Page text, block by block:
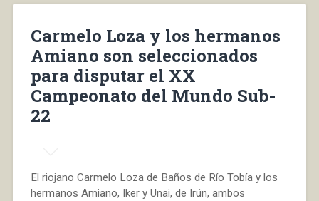
Carmelo Loza y los hermanos
Amiano son seleccionados
para disputar el XX
Campeonato del Mundo Sub-
22
El riojano Carmelo Loza de Baños de Río Tobía y los
hermanos Amiano, Iker y Unai, de Irún, ambos